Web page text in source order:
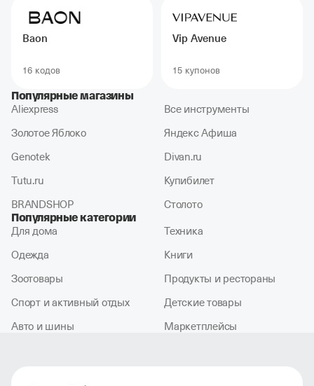
Baon
16 кодов
Vip Avenue
15 купонов
Популярные магазины
Aliexpress Все инструменты
Золотое Яблоко Яндекс Афиша
Genotek Divan.ru
Tutu.ru Купибилет
BRANDSHOP Столото
Популярные категории
Для дома Техника
Одежда Книги
Зоотовары Продукты и рестораны
Спорт и активный отдых Детские товары
Авто и шины Маркетплейсы